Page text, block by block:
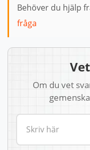
Behöver du hjälp
fråga
Om du vet